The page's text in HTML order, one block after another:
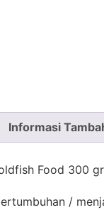
Informasi
Food 300 gr
/